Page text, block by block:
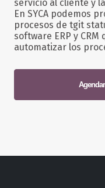
servicio al cliente y
En SYCA podemos
procesos de tgit
software ERP y
automatizar los